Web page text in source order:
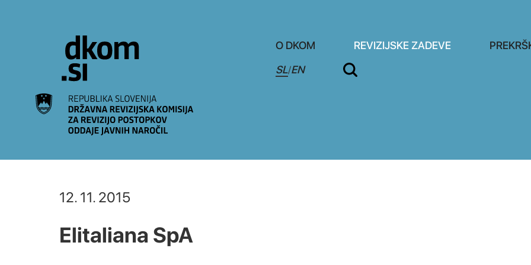
O DKOM REVIZIJSKE ZADEVE
SL/EN
12. 11. 2015
Elitaliana SpA